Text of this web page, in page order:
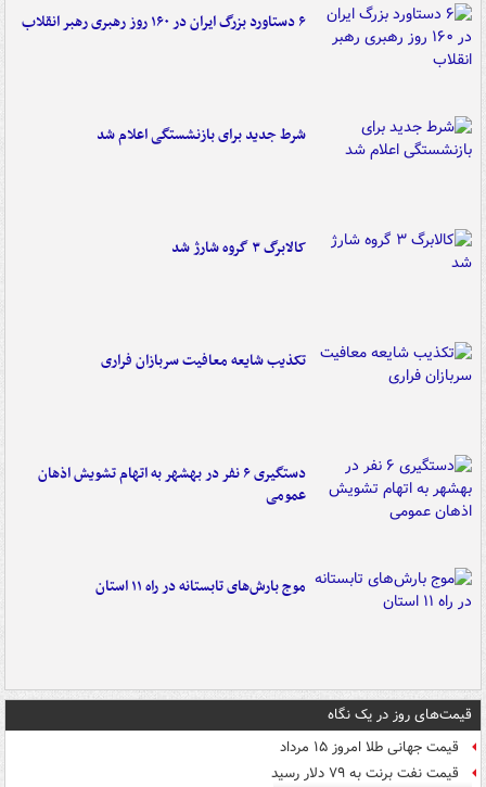
۶ دستاورد بزرگ ایران در ۱۶۰ روز رهبری رهبر انقلاب
شرط جدید برای بازنشستگی اعلام شد
کالابرگ ۳ گروه شارژ شد
تکذیب شایعه معافیت سربازان فراری
دستگیری ۶ نفر در بهشهر به اتهام تشویش اذهان
عمومی
موج بارش‌های تابستانه در راه ۱۱ استان
قیمت‌های روز در یک نگاه
قیمت جهانی طلا امروز ۱۵ مرداد
قیمت نفت برنت به ۷۹ دلار رسید